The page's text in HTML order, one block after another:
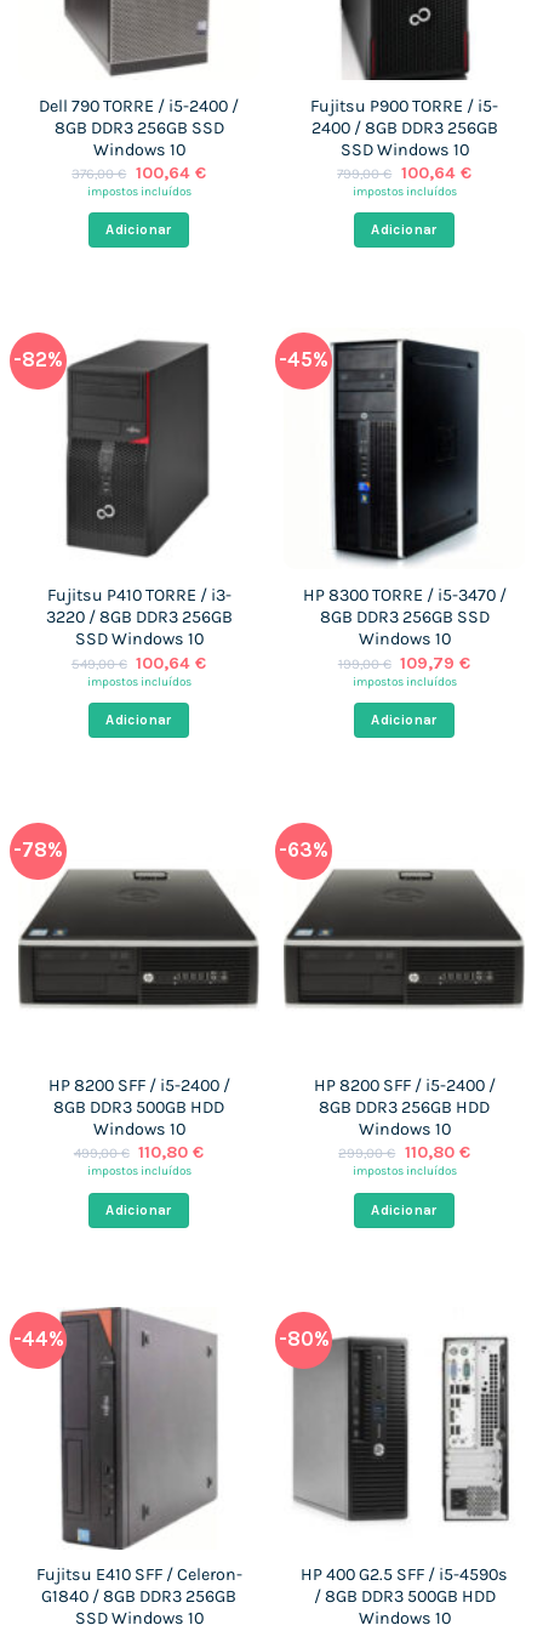
Dell 790 TORRE / i5-2400 /
8GB DDR3 256GB SSD
Windows 10
376,00€ O
preço
era:
376,00 €.
100,64 €O
impostos incluídos
Adicionar
Fujitsu P900 TORRE / i5-
2400 / 8GB DDR3 256GB
SSD Windows 10
799,00€ O
preço
era:
799,00 €.
100,64 €O
impostos incluídos
Adicionar
-82%
Fujitsu P410 TORRE / i3-
3220 / 8GB DDR3 256GB
SSD Windows 10
549,00€ O
preço
era:
549,00 €.
100,64€O
impostos incluídos
Adicionar
-45%
HP 8300 TORRE / i5-3470 /
8GB DDR3 256GB SSD
Windows 10
199,00€ O
preço
era:
199,00 €.
109,79€O
impostos incluídos
Adicionar
-78%
HP 8200 SFF / i5-2400 /
8GB DDR3 500GB HDD
Windows 10
499,00€ O
preço
era:
499,00 €.
110,80€O
impostos incluídos
Adicionar
-63%
HP 8200 SFF / i5-2400 /
8GB DDR3 256GB HDD
Windows 10
299,00€ O
preço
era:
299,00 €.
110,80 €O
impostos incluídos
Adicionar
-44%
Fujitsu E410 SFF / Celeron-
G1840 / 8GB DDR3 256GB
SSD Windows 10
-80%
HP 400 G2.5 SFF / i5-4590s
/ 8GB DDR3 500GB HDD
Windows 10